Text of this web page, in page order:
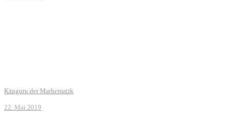
Känguru der Mathematik
22. Mai 2019